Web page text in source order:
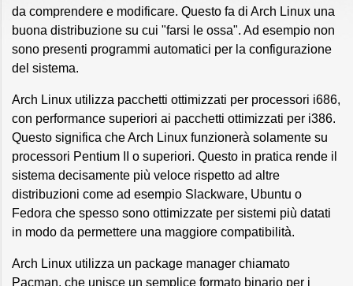
da comprendere e modificare. Questo fa di Arch Linux una
buona distribuzione su cui "farsi le ossa". Ad esempio non
sono presenti programmi automatici per la configurazione
del sistema.
Arch Linux utilizza pacchetti ottimizzati per processori i686,
con performance superiori ai pacchetti ottimizzati per i386.
Questo significa che Arch Linux funzionerà solamente su
processori Pentium II o superiori. Questo in pratica rende il
sistema decisamente più veloce rispetto ad altre
distribuzioni come ad esempio Slackware, Ubuntu o
Fedora che spesso sono ottimizzate per sistemi più datati
in modo da permettere una maggiore compatibilità.
Arch Linux utilizza un package manager chiamato
Pacman, che unisce un semplice formato binario per i